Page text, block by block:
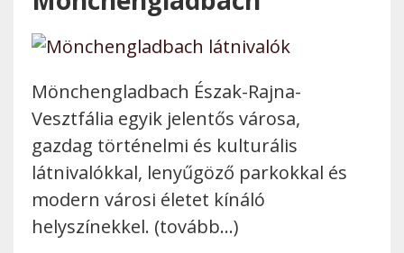
Mönchengladbach Észak-Rajna-
Vesztfália egyik jelentős városa,
gazdag történelmi és kulturális
látnivalókkal, lenyűgöző parkokkal és
modern városi életet kínáló
helyszínekkel. (tovább…)